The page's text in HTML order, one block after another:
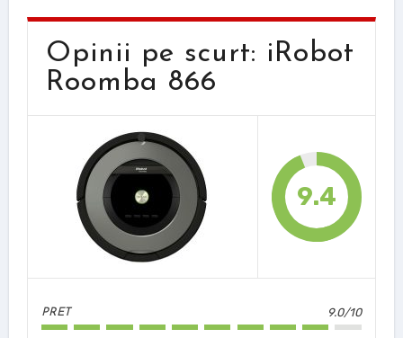
Opinii pe scurt: iRobot
Roomba 866
9.4
PRET 9.0/10